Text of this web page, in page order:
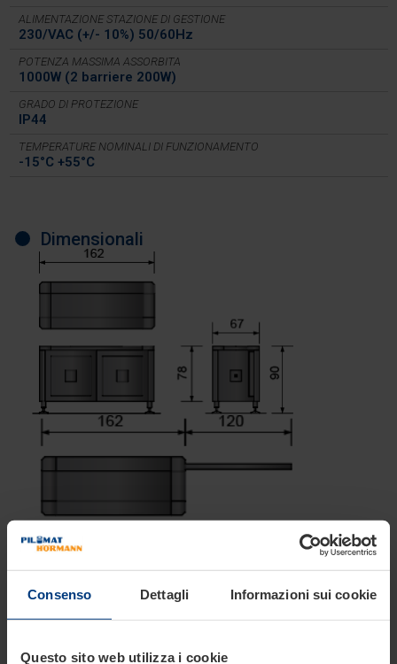
Consenso Dettagli Informazioni sui cookie
Questo sito web utilizza i cookie
ALIMENTAZIONE STAZIONE DI GESTIONE
230/VAC (+/- 10%) 50/60Hz
POTENZA MASSIMA ASSORBITA
1000W (2 barriere 200W)
GRADO DI PROTEZIONE
IP44
TEMPERATURE NOMINALI DI FUNZIONAMENTO
-15°C +55°C
Dimensionali